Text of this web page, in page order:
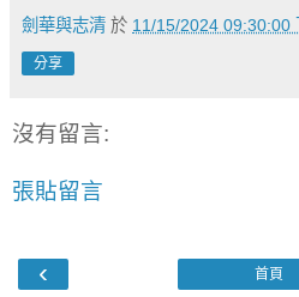
劍華與志清 於 11/15/2024 09:30:00
分享
沒有留言:
張貼留言
‹ 首頁